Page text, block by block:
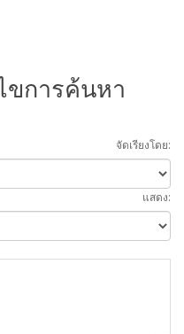
ขการค้นหา
จัดเรียงโดย:
แสดง: